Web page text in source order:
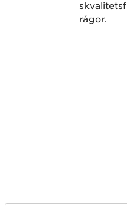
skvalitetsf
rågor.